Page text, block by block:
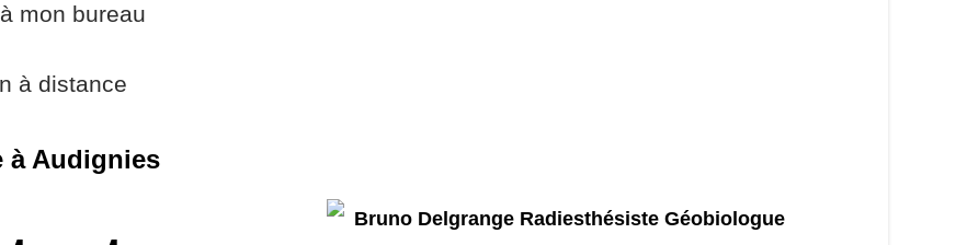
mon bureau
à distance
à Audignies